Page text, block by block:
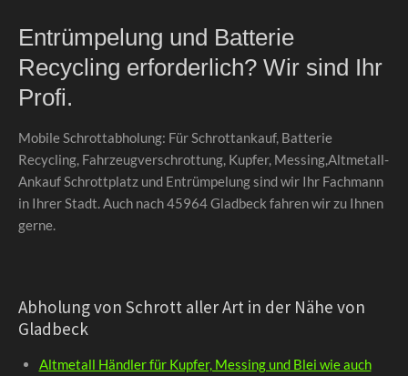
Entrümpelung und Batterie
Recycling erforderlich? Wir sind Ihr
Profi.
Mobile Schrottabholung: Für Schrottankauf, Batterie
Recycling, Fahrzeugverschrottung, Kupfer, Messing,Altmetall-
Ankauf Schrottplatz und Entrümpelung sind wir Ihr Fachmann
in Ihrer Stadt. Auch nach 45964 Gladbeck fahren wir zu Ihnen
gerne.
Abholung von Schrott aller Art in der Nähe von
Gladbeck
Altmetall Händler für Kupfer, Messing und Blei wie auch